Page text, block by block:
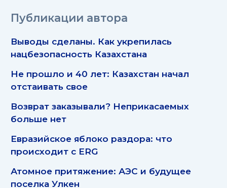
Публикации автора
Выводы сделаны. Как укрепилась
нацбезопасность Казахстана
Не прошло и 40 лет: Казахстан начал
отстаивать свое
Возврат заказывали? Неприкасаемых
больше нет
Евразийское яблоко раздора: что
происходит с ERG
Атомное притяжение: АЭС и будущее
поселка Улкен